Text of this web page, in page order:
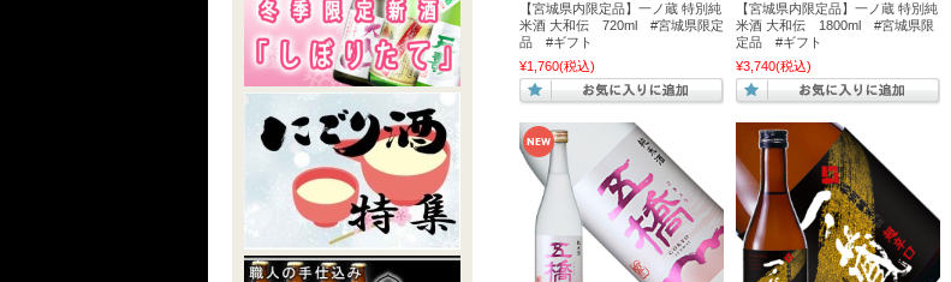
【宮城県内限定品】一ノ蔵 特別純
米酒 大和伝 720ml #宮城県限定
品 #ギフト
¥1,760(税込)
【宮城県内限定品】一ノ蔵 特別純
米酒 大和伝 1800ml #宮城県限
定品 #ギフト
¥3,740(税込)